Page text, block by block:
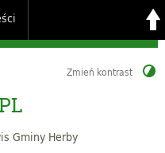
Zmień kontrast
Gminy Herby